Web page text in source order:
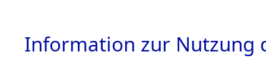
Information zur Nutzung